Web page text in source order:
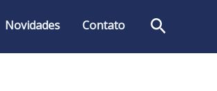
Novidades Contato